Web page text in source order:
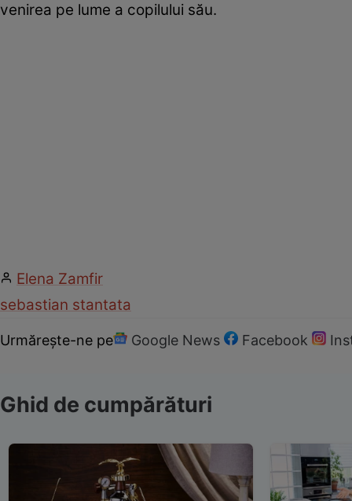
venirea pe lume a copilului său.
Elena Zamfir
sebastian stantata
Urmărește-ne pe Google News Facebook
Ghid de cumpărături